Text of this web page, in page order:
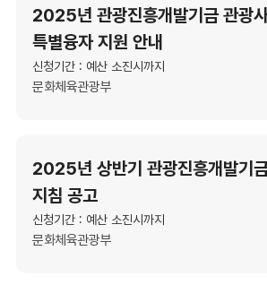
2025년 관광진흥개발기금 관광
특별융자 지원 안내
신청기간 : 예산 소진시까지
문화체육관광부
2025년 상반기 관광진흥개발기
지침 공고
신청기간 : 예산 소진시까지
문화체육관광부